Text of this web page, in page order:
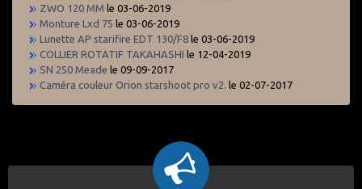
ZWO 120 MM le 03-06-2019
Monture Lxd 75 le 03-06-2019
Lunette AP starifire EDT 130/F8 le 03-06-2019
COLLIER ROTATIF TAKAHASHI le 12-04-2019
SN 250 Meade le 09-09-2017
Caméra couleur Orion starshoot pro v2. le 02-07-2017